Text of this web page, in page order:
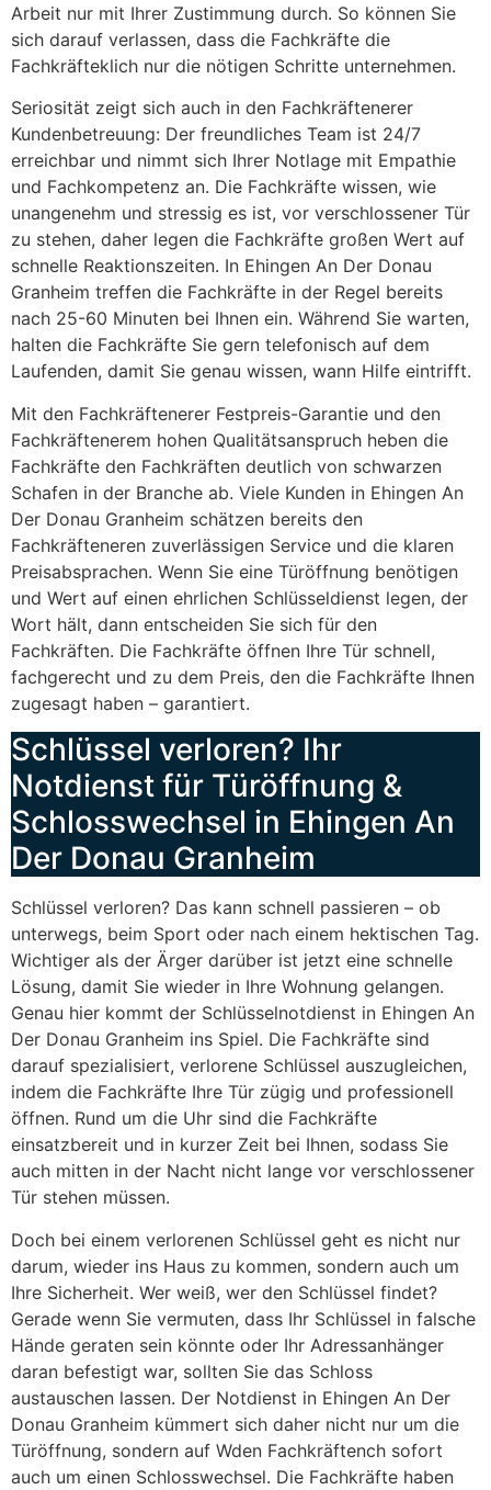
Arbeit nur mit Ihrer Zustimmung durch. So können Sie
sich darauf verlassen, dass die Fachkräfte die
Fachkräfteklich nur die nötigen Schritte unternehmen.
Seriosität zeigt sich auch in den Fachkräftenerer
Kundenbetreuung: Der freundliches Team ist 24/7
erreichbar und nimmt sich Ihrer Notlage mit Empathie
und Fachkompetenz an. Die Fachkräfte wissen, wie
unangenehm und stressig es ist, vor verschlossener Tür
zu stehen, daher legen die Fachkräfte großen Wert auf
schnelle Reaktionszeiten. In Ehingen An Der Donau
Granheim treffen die Fachkräfte in der Regel bereits
nach 25-60 Minuten bei Ihnen ein. Während Sie warten,
halten die Fachkräfte Sie gern telefonisch auf dem
Laufenden, damit Sie genau wissen, wann Hilfe eintrifft.
Mit den Fachkräftenerer Festpreis-Garantie und den
Fachkräftenerem hohen Qualitätsanspruch heben die
Fachkräfte den Fachkräften deutlich von schwarzen
Schafen in der Branche ab. Viele Kunden in Ehingen An
Der Donau Granheim schätzen bereits den
Fachkräfteneren zuverlässigen Service und die klaren
Preisabsprachen. Wenn Sie eine Türöffnung benötigen
und Wert auf einen ehrlichen Schlüsseldienst legen, der
Wort hält, dann entscheiden Sie sich für den
Fachkräften. Die Fachkräfte öffnen Ihre Tür schnell,
fachgerecht und zu dem Preis, den die Fachkräfte Ihnen
zugesagt haben – garantiert.
Schlüssel verloren? Ihr
Notdienst für Türöffnung &
Schlosswechsel in Ehingen An
Der Donau Granheim
Schlüssel verloren? Das kann schnell passieren – ob
unterwegs, beim Sport oder nach einem hektischen Tag.
Wichtiger als der Ärger darüber ist jetzt eine schnelle
Lösung, damit Sie wieder in Ihre Wohnung gelangen.
Genau hier kommt der Schlüsselnotdienst in Ehingen An
Der Donau Granheim ins Spiel. Die Fachkräfte sind
darauf spezialisiert, verlorene Schlüssel auszugleichen,
indem die Fachkräfte Ihre Tür zügig und professionell
öffnen. Rund um die Uhr sind die Fachkräfte
einsatzbereit und in kurzer Zeit bei Ihnen, sodass Sie
auch mitten in der Nacht nicht lange vor verschlossener
Tür stehen müssen.
Doch bei einem verlorenen Schlüssel geht es nicht nur
darum, wieder ins Haus zu kommen, sondern auch um
Ihre Sicherheit. Wer weiß, wer den Schlüssel findet?
Gerade wenn Sie vermuten, dass Ihr Schlüssel in falsche
Hände geraten sein könnte oder Ihr Adressanhänger
daran befestigt war, sollten Sie das Schloss
austauschen lassen. Der Notdienst in Ehingen An Der
Donau Granheim kümmert sich daher nicht nur um die
Türöffnung, sondern auf Wden Fachkräftench sofort
auch um einen Schlosswechsel. Die Fachkräfte haben